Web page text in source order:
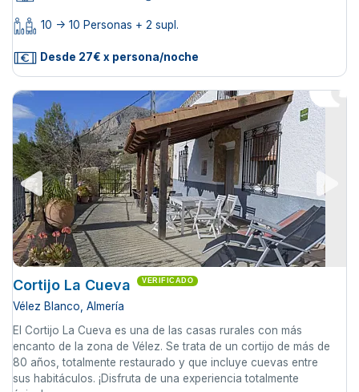
10 -> 10 Personas + 2 supl.
Desde 27€ x persona/noche
Cortijo La Cueva VERIFICADO
Vélez Blanco, Almería
El Cortijo La Cueva es una de las casas rurales con más
encanto de la zona de Vélez. Se trata de un cortijo de más de
80 años, totalmente restaurado y que incluye cuevas entre
sus habitáculos. ¡Disfruta de una experiencia totalmente